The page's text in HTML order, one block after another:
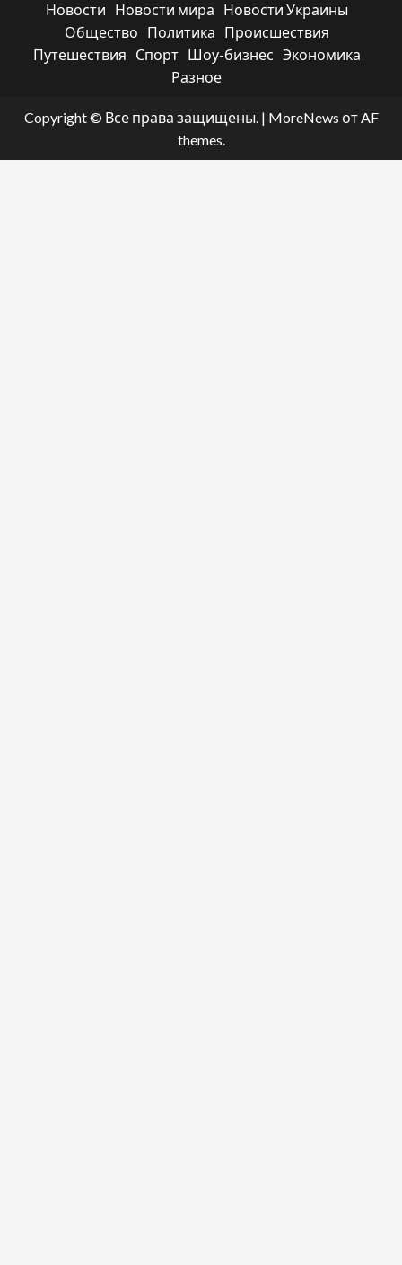
Новости
Новости мира
Новости Украины
Общество
Политика
Происшествия
Путешествия
Спорт Шоу-бизнес Экономика
Разное
Copyright © Все права защищены. | MoreNews от AF
themes.